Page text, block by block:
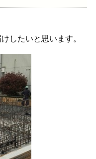
したいと思います。